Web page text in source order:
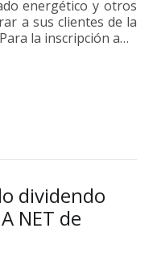
energético y otros
a sus clientes de la
la inscripción a…
dividendo
NET de